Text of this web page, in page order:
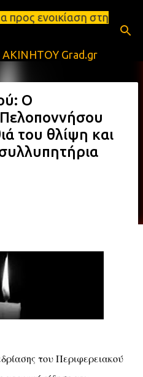
περιεχόμενο
στη Σπάρτη
Grad.gr
Ο
του θλίψη και
του Περιφερειακού